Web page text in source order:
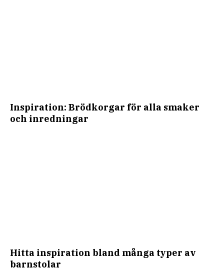
Inspiration: Brödkorgar för alla smaker
och inredningar
Hitta inspiration bland många typer av
barnstolar